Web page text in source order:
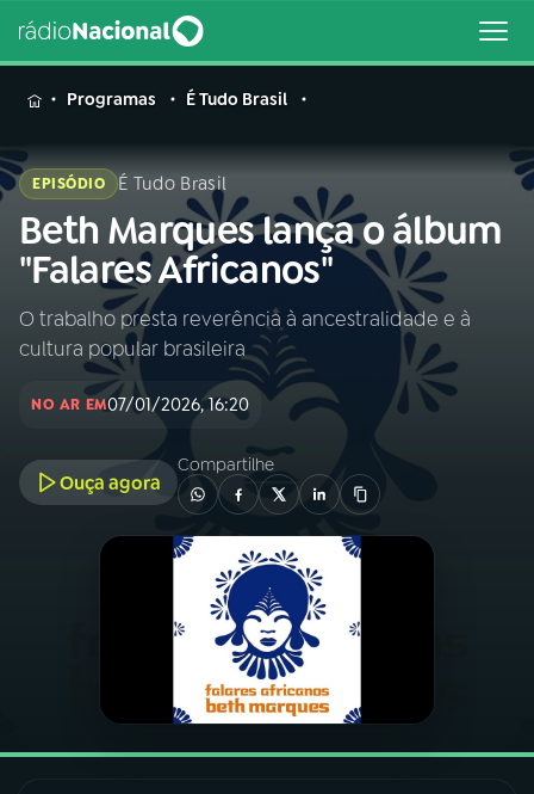
MENU
Buscar
na
Rádio
Nacional
Buscar
AO VIVO
PROGRAMAÇÃO
05PODCASTS
Programas É Tudo Brasil
EPISÓDIO É Tudo Brasil
Beth Marques lança o álbum
"Falares Africanos"
O trabalho presta reverência à ancestralidade e à
cultura popular brasileira
NO AR EM07/01/2026, 16:20
Ouça agora
Compartilhe